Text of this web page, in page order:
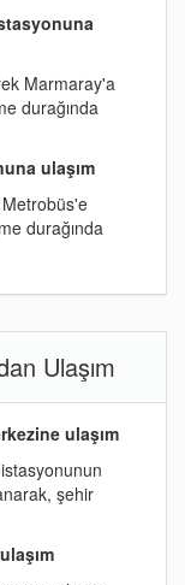
Marmaray'a
durağında
ulaşım
durağında
Ulaşım
ulaşım
şehir